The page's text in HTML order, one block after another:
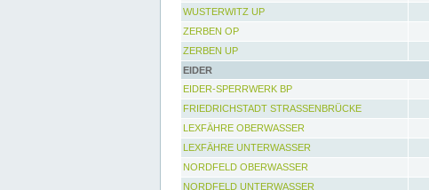
WUSTERWITZ UP
ZERBEN OP
ZERBEN UP
EIDER
EIDER-SPERRWERK BP
FRIEDRICHSTADT STRASSENBRÜCKE
LEXFÄHRE OBERWASSER
LEXFÄHRE UNTERWASSER
NORDFELD OBERWASSER
NORDFELD UNTERWASSER